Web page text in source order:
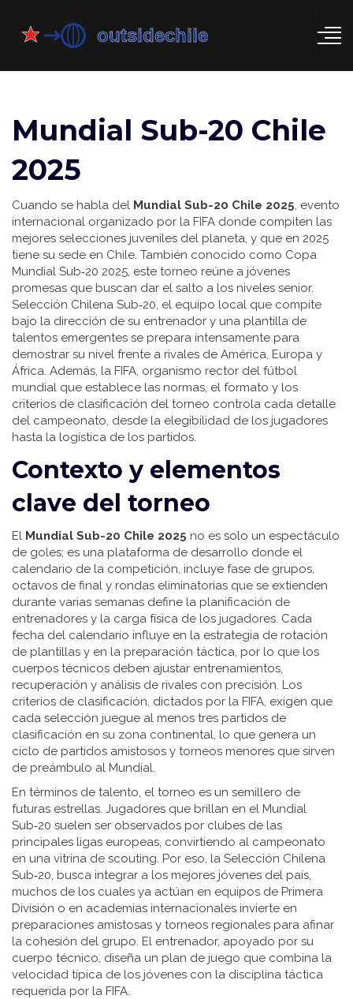
Mundial Sub-20 Chile
2025
Cuando se habla del Mundial Sub-20 Chile 2025, evento
internacional organizado por la FIFA donde compiten las
mejores selecciones juveniles del planeta, y que en 2025
tiene su sede en Chile. También conocido como Copa
Mundial Sub‑20 2025, este torneo reúne a jóvenes
promesas que buscan dar el salto a los niveles senior.
Selección Chilena Sub‑20, el equipo local que compite
bajo la dirección de su entrenador y una plantilla de
talentos emergentes se prepara intensamente para
demostrar su nivel frente a rivales de América, Europa y
África. Además, la FIFA, organismo rector del fútbol
mundial que establece las normas, el formato y los
criterios de clasificación del torneo controla cada detalle
del campeonato, desde la elegibilidad de los jugadores
hasta la logística de los partidos.
Contexto y elementos
clave del torneo
El Mundial Sub-20 Chile 2025 no es solo un espectáculo
de goles; es una plataforma de desarrollo donde el
calendario de la competición, incluye fase de grupos,
octavos de final y rondas eliminatorias que se extienden
durante varias semanas define la planificación de
entrenadores y la carga física de los jugadores. Cada
fecha del calendario influye en la estrategia de rotación
de plantillas y en la preparación táctica, por lo que los
cuerpos técnicos deben ajustar entrenamientos,
recuperación y análisis de rivales con precisión. Los
criterios de clasificación, dictados por la FIFA, exigen que
cada selección juegue al menos tres partidos de
clasificación en su zona continental, lo que genera un
ciclo de partidos amistosos y torneos menores que sirven
de preámbulo al Mundial.
En términos de talento, el torneo es un semillero de
futuras estrellas. Jugadores que brillan en el Mundial
Sub‑20 suelen ser observados por clubes de las
principales ligas europeas, convirtiendo al campeonato
en una vitrina de scouting. Por eso, la Selección Chilena
Sub‑20, busca integrar a los mejores jóvenes del país,
muchos de los cuales ya actúan en equipos de Primera
División o en academias internacionales invierte en
preparaciones amistosas y torneos regionales para afinar
la cohesión del grupo. El entrenador, apoyado por su
cuerpo técnico, diseña un plan de juego que combina la
velocidad típica de los jóvenes con la disciplina táctica
requerida por la FIFA.